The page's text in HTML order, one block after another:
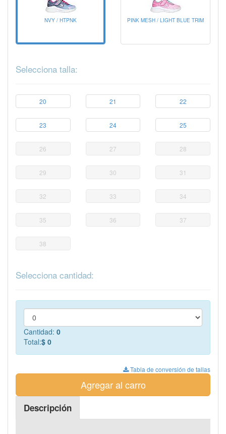
NVY / HTPNK PINK MESH / LIGHT BLUE TRIM
Selecciona talla:
20 21 22
23 24 25
26 27 28
29 30 31
32 33 34
35 36 37
38
Selecciona cantidad:
Cantidad: 0
Total:$ 0
Tabla de conversión de tallas
Agregar al carro
Descripción